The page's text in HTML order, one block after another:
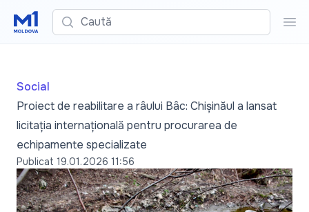
Caută
Social
Proiect de reabilitare a râului Bâc: Chișinăul a lansat
licitația internațională pentru procurarea de
echipamente specializate
Publicat 19.01.2026 11:56